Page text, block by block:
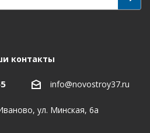
контакты
info@novostroy37.ru
ул. Минская, 6а